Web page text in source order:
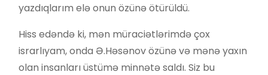
yazdıqlarım elə onun özünə ötürüldü.
Hiss edəndə ki, mən müraciətlərimdə çox
israrlıyam, onda Ə.Həsənov özünə və mənə yaxın
olan insanları üstümə minnətə saldı. Siz bu